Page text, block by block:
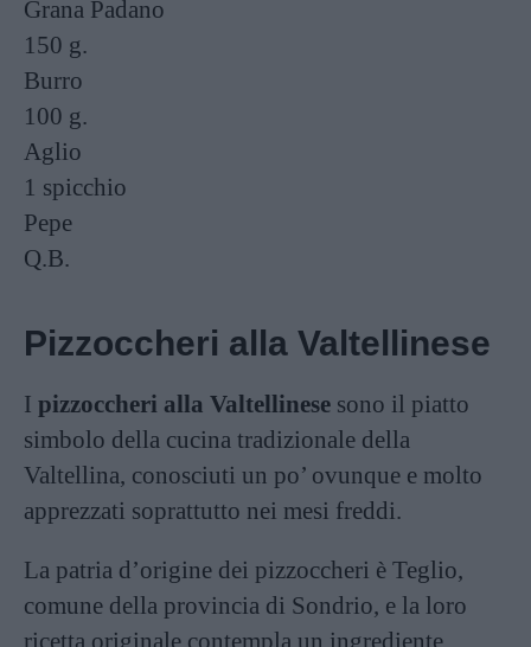
Grana Padano
150 g.
Burro
100 g.
Aglio
1 spicchio
Pepe
Q.B.
Pizzoccheri alla Valtellinese
I pizzoccheri alla Valtellinese sono il piatto
simbolo della cucina tradizionale della
Valtellina, conosciuti un po’ ovunque e molto
apprezzati soprattutto nei mesi freddi.
La patria d’origine dei pizzoccheri è Teglio,
comune della provincia di Sondrio, e la loro
ricetta originale contempla un ingrediente